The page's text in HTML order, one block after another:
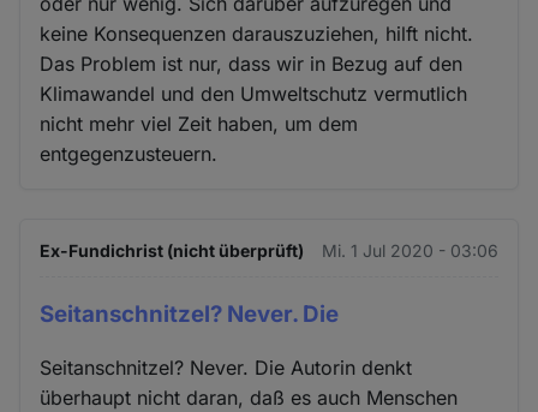
keine Konsequenzen darauszuziehen, hilft nicht.
Das Problem ist nur, dass wir in Bezug auf den
Klimawandel und den Umweltschutz vermutlich
nicht mehr viel Zeit haben, um dem
entgegenzusteuern.
Ex-Fundichrist (nicht überprüft) Mi. 1 Jul 2020 - 03:06
Seitanschnitzel? Never. Die
Seitanschnitzel? Never. Die Autorin denkt
überhaupt nicht daran, daß es auch Menschen